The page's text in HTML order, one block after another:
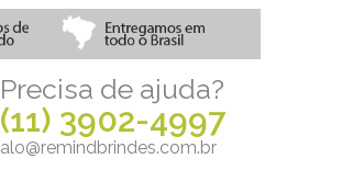
Precisa de ajuda?
(11) 3902-4997
alo@remindbrindes.com.br